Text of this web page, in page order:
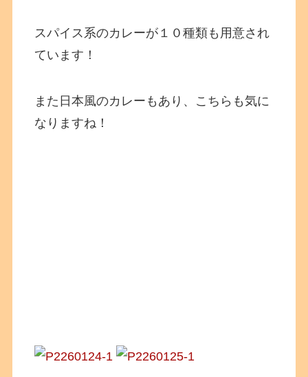
スパイス系のカレーが１０種類も用意され
ています！
また日本風のカレーもあり、こちらも気に
なりますね！